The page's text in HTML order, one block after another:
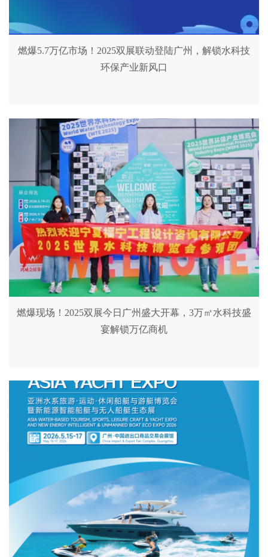
燃爆5.7万亿市场！2025双展联动登陆广州，解锁水科技
环保产业新风口
燃爆现场！2025双展今日广州盛大开幕，3万㎡水科技盛
宴解锁万亿商机